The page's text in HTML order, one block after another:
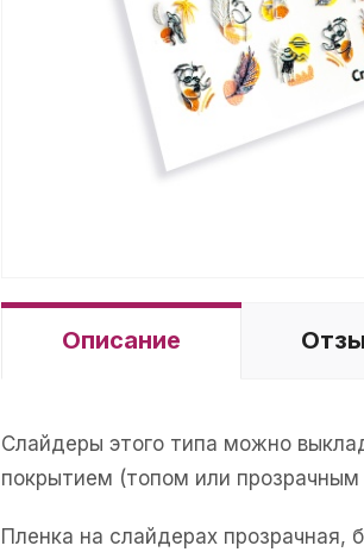
Описание
Слайдеры этого типа можно
покрытием (топом или прозрачным
Пленка на слайдерах прозрачная,